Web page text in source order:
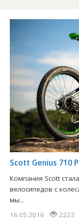
Scott Genius 710
Компания Scott
велосипедов с
мы...
16.05.2016
2223